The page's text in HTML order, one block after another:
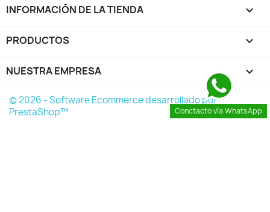
INFORMACIÓN DE LA TIENDA keyboard_arrow_down
PRODUCTOS 
NUESTRA EMPRESA 
© 2026 - Software Ecommerce desarrollado por
PrestaShop™
Conctacto vía WhatsApp